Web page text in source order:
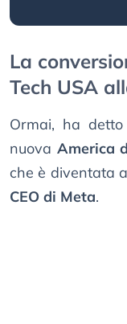
La
Tech USA
Ormai, ha
nuova America
che è diventata
CEO di Meta.